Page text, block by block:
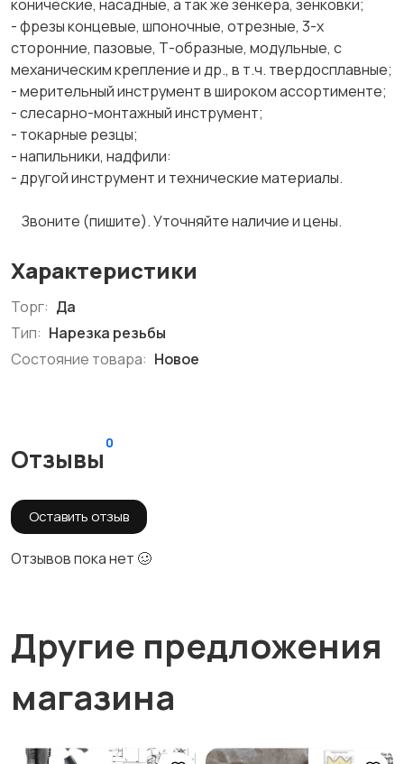
конические, насадные, а так же зенкера, зенковки;
- фрезы концевые, шпоночные, отрезные, 3-х
сторонние, пазовые, Т-образные, модульные, с
механическим крепление и др., в т.ч. твердосплавные;
- мерительный инструмент в широком ассортименте;
- слесарно-монтажный инструмент;
- токарные резцы;
- напильники, надфили:
- другой инструмент и технические материалы.
Звоните (пишите). Уточняйте наличие и цены.
Характеристики
Торг: Да
Тип: Нарезка резьбы
Состояние товара: Новое
Отзывы
0
Оставить отзыв
Отзывов пока нет 🥴
Другие предложения
магазина